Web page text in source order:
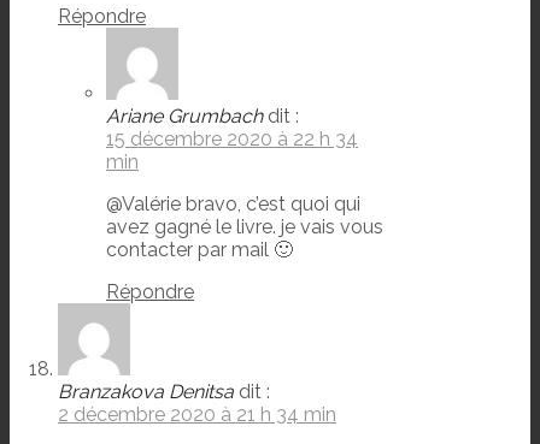
Répondre
Ariane Grumbach dit :
15 décembre 2020 à 22 h 34
min
@Valérie bravo, c’est quoi qui
avez gagné le livre. je vais vous
contacter par mail 🙂
Répondre
Branzakova Denitsa dit :
2 décembre 2020 à 21 h 34 min